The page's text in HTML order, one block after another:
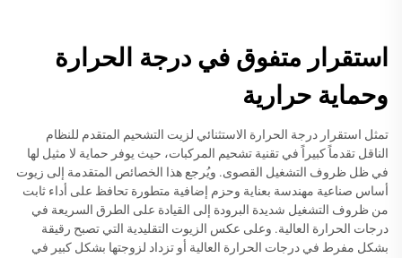
استقرار متفوق في درجة الحرارة
وحماية حرارية
تمثل استقرار درجة الحرارة الاستثنائي لزيت التشحيم المتقدم للنظام
الناقل تقدماً كبيراً في تقنية تشحيم المركبات، حيث يوفر حماية لا مثيل لها
في ظل ظروف التشغيل القصوى. ويُرجع هذا الخصائص المتقدمة إلى زيوت
أساس صناعية مهندسة بعناية وحزم إضافية متطورة تحافظ على أداء ثابت
من ظروف التشغيل شديدة البرودة إلى القيادة على الطرق السريعة في
درجات الحرارة العالية. وعلى عكس الزيوت التقليدية التي تصبح رقيقة
بشكل مفرط في درجات الحرارة العالية أو تزداد لزوجتها بشكل كبير في